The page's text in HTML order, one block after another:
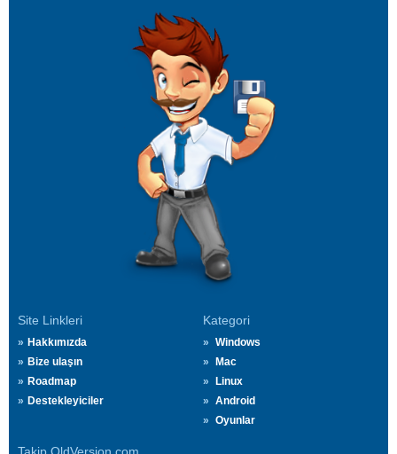
Site Linkleri
Hakkımızda
Bize ulaşın
Roadmap
Destekleyiciler
Kategori
Windows
Mac
Linux
Android
Oyunlar